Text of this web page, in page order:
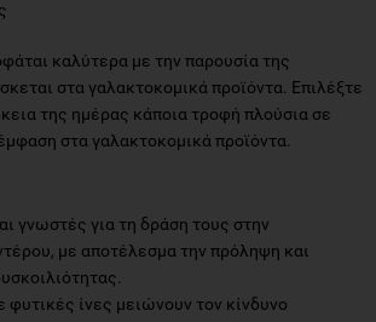
καλύτερα με την παρουσία της
στα γαλακτοκομικά προϊόντα. Επιλέξτε
της ημέρας κάποια τροφή πλούσια σε
στα γαλακτοκομικά προϊόντα.
γνωστές για τη δράση τους στην
με αποτέλεσμα την πρόληψη και
ίνες μειώνουν τον κίνδυνο